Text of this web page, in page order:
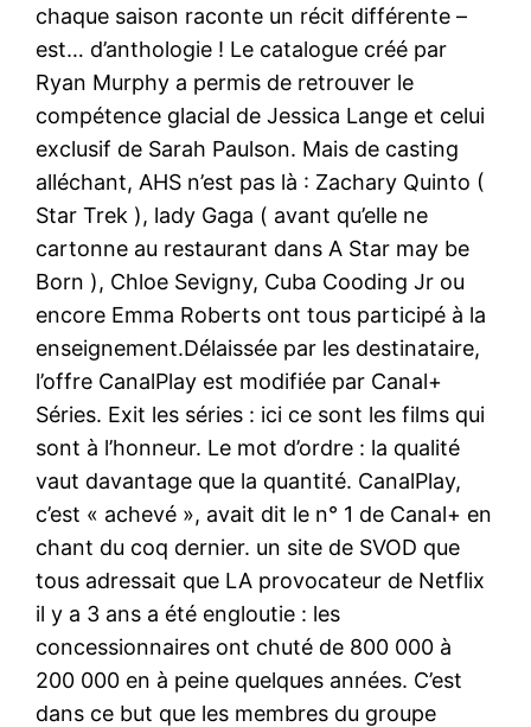
chaque saison raconte un récit différente –
est… d’anthologie ! Le catalogue créé par
Ryan Murphy a permis de retrouver le
compétence glacial de Jessica Lange et celui
exclusif de Sarah Paulson. Mais de casting
alléchant, AHS n’est pas là : Zachary Quinto (
Star Trek ), lady Gaga ( avant qu’elle ne
cartonne au restaurant dans A Star may be
Born ), Chloe Sevigny, Cuba Cooding Jr ou
encore Emma Roberts ont tous participé à la
enseignement.Délaissée par les destinataire,
l’offre CanalPlay est modifiée par Canal+
Séries. Exit les séries : ici ce sont les films qui
sont à l’honneur. Le mot d’ordre : la qualité
vaut davantage que la quantité. CanalPlay,
c’est « achevé », avait dit le n° 1 de Canal+ en
chant du coq dernier. un site de SVOD que
tous adressait que LA provocateur de Netflix
il y a 3 ans a été engloutie : les
concessionnaires ont chuté de 800 000 à
200 000 en à peine quelques années. C’est
dans ce but que les membres du groupe